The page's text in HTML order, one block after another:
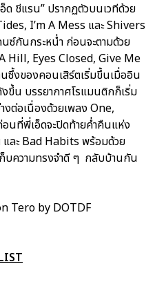
ด ชีแรน” ปรากฏตัวบนเวทีด้วย
I’m A Mess และ Shivers
กันกระหน่ำ ก่อนจะตามด้วย
Hill, Eyes Closed, Give Me
ซึ้งของคอนเสิร์ตเริ่มขึ้นเมื่ออิน
น บรรยากาศโรแมนติกก็เริ่ม
ต่อเนื่องด้วยเพลง One,
นที่พี่เอ็ดจะปิดท้ายค่ำคืนแห่ง
และ Bad Habits พร้อมด้วย
บความทรงจำดี ๆ กลับบ้านกัน
Tero by DOTDF